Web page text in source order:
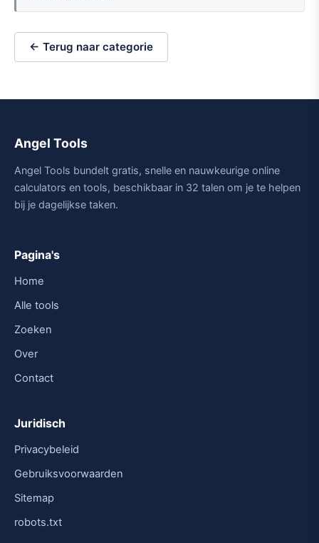
← Terug naar categorie
Angel Tools
Angel Tools bundelt gratis, snelle en nauwkeurige online
calculators en tools, beschikbaar in 32 talen om je te helpen
bij je dagelijkse taken.
Pagina's
Home
Alle tools
Zoeken
Over
Contact
Juridisch
Privacybeleid
Gebruiksvoorwaarden
Sitemap
robots.txt